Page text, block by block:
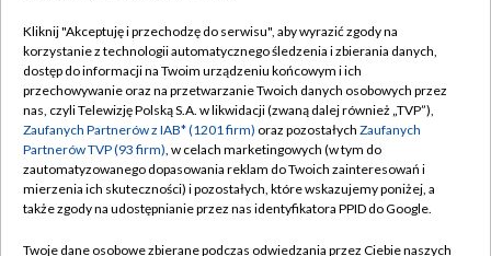
TVP
Abonament TVP
Emisja w TVP
Centrum informacji TVP
Naziemna Telewizja Cyfrowa
Regulamin TVP
Polityka prywatności
Moje zgody
Pomoc
Kliknij "Akceptuję i przechodzę do serwisu", aby wyrazić zgody na
korzystanie z technologii automatycznego śledzenia i zbierania danych,
dostęp do informacji na Twoim urządzeniu końcowym i ich
przechowywanie oraz na przetwarzanie Twoich danych osobowych przez
nas, czyli Telewizję Polską S.A. w likwidacji (zwaną dalej również „TVP”),
Zaufanych Partnerów z IAB* (1201 firm) oraz pozostałych Zaufanych
Partnerów TVP (93 firm), w celach marketingowych (w tym do
zautomatyzowanego dopasowania reklam do Twoich zainteresowań i
mierzenia ich skuteczności) i pozostałych, które wskazujemy poniżej, a
także zgody na udostępnianie przez nas identyfikatora PPID do Google.
Twoje dane osobowe zbierane podczas odwiedzania przez Ciebie naszych